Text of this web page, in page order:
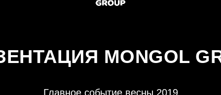
MONGOL
Главное событие весны 2019